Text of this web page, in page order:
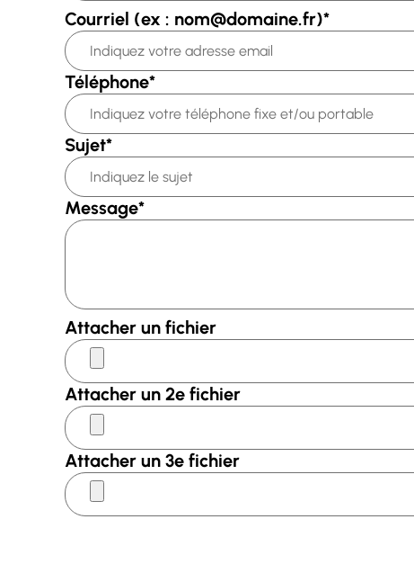
Courriel (ex : nom@domaine.fr)*
Téléphone*
Sujet*
Message*
Attacher un fichier
Attacher un 2e fichier
Attacher un 3e fichier